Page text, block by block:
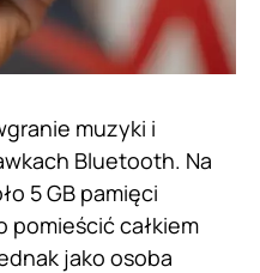
muzyki i
Bluetooth. Na
5 GB pamięci
całkiem
jako osoba